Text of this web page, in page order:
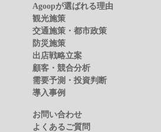
Agoopが選ばれる理由
観光施策
交通施策・都市政策
防災施策
出店戦略立案
顧客・競合分析
需要予測・投資判断
導入事例
お問い合わせ
よくあるご質問